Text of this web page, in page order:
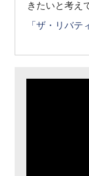
きたいと考え
「ザ・リバ